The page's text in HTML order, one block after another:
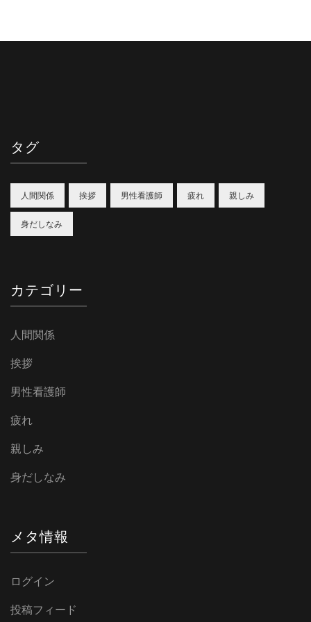
タグ
人間関係 挨拶 男性看護師 疲れ 親しみ
身だしなみ
カテゴリー
人間関係
挨拶
男性看護師
疲れ
親しみ
身だしなみ
メタ情報
ログイン
投稿フィード